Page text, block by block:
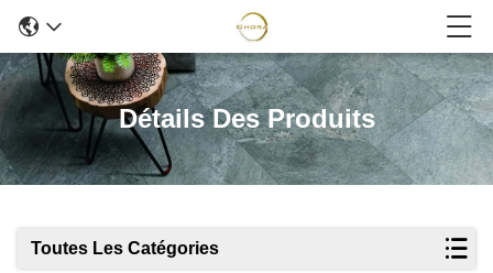
Détails Des Produits
Toutes Les Catégories